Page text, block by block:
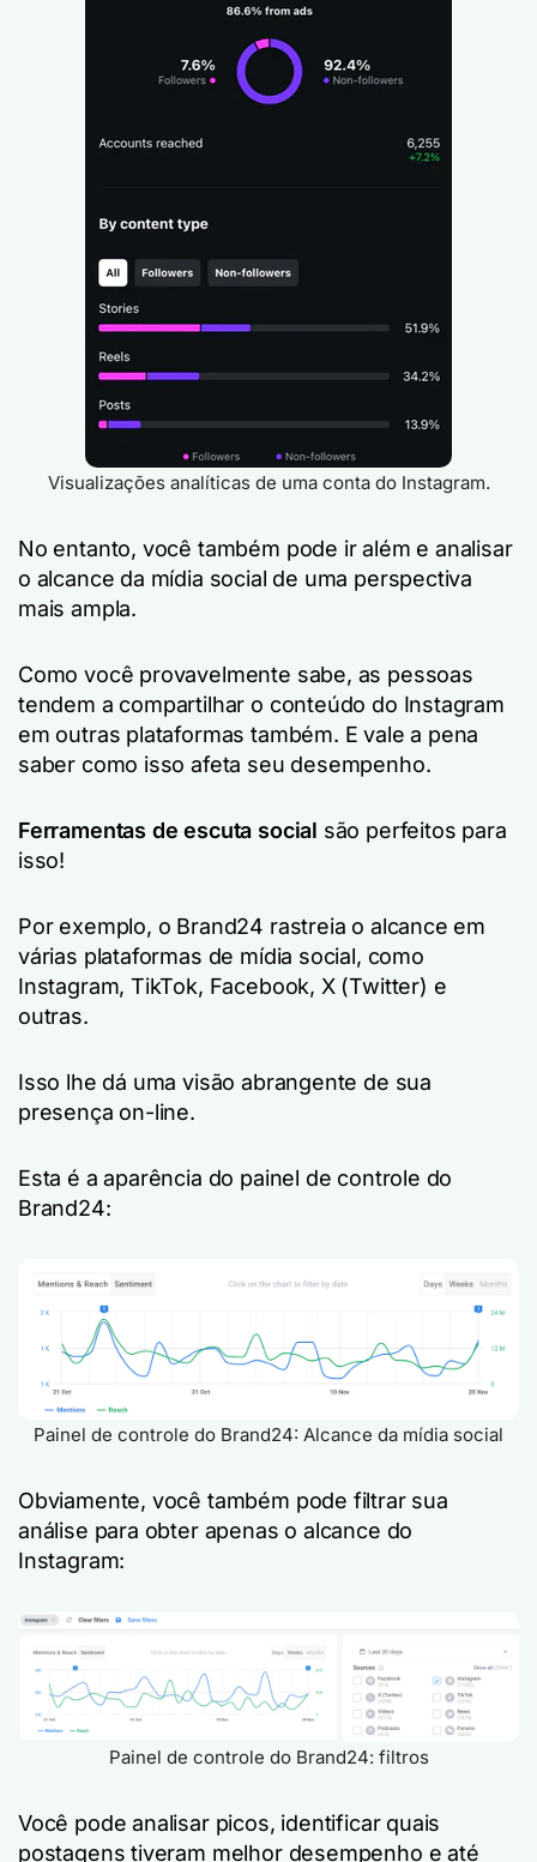
Visualizações analíticas de uma conta do Instagram.
No entanto, você também pode ir além e analisar
o alcance da mídia social de uma perspectiva
mais ampla.
Como você provavelmente sabe, as pessoas
tendem a compartilhar o conteúdo do Instagram
em outras plataformas também. E vale a pena
saber como isso afeta seu desempenho.
Ferramentas de escuta social são perfeitos para
isso!
Por exemplo, o Brand24 rastreia o alcance em
várias plataformas de mídia social, como
Instagram, TikTok, Facebook, X (Twitter) e
outras.
Isso lhe dá uma visão abrangente de sua
presença on-line.
Esta é a aparência do painel de controle do
Brand24:
Painel de controle do Brand24: Alcance da mídia social
Obviamente, você também pode filtrar sua
análise para obter apenas o alcance do
Instagram:
Painel de controle do Brand24: filtros
Você pode analisar picos, identificar quais
postagens tiveram melhor desempenho e até